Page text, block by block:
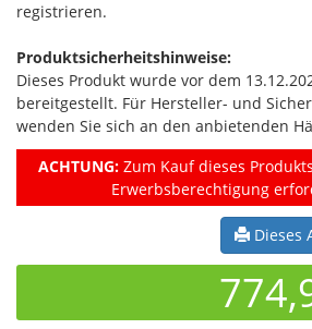
registrieren.
Produktsicherheitshinweise:
Dieses Produkt wurde vor dem
bereitgestellt. Für Hersteller- und
wenden Sie sich an den anbietenden
ACHTUNG:Zum Kauf dieses
Erwerbsberechtigung
Dieses